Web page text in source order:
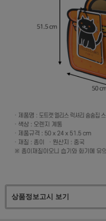
상품정보고시 보기